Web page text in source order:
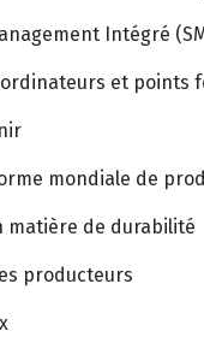
Intégré
et
mondiale de
matière de durabilité
producteurs